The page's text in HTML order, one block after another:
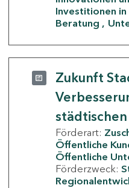
Investitionen in
Beratung
Zukunft
städtischen
Förderart:
Öffentliche
Öffentliche
Förderzweck: